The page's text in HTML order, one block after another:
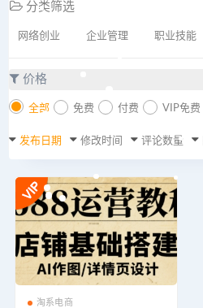
分类筛选
网络创业 企业管理 职业技能
价格
全部 免费 付费 VIP免费
发布日期 修改时间 评论数量
淘系电商